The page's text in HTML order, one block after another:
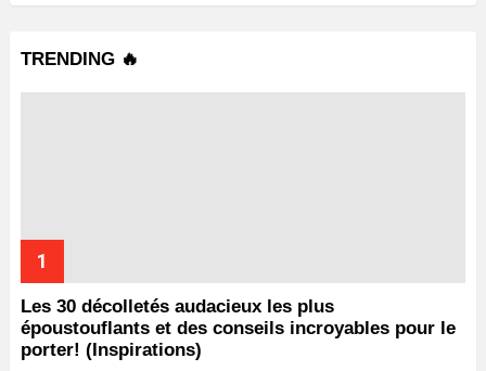
TRENDING 🔥
Les 30 décolletés audacieux les plus
époustouflants et des conseils incroyables pour le
porter! (Inspirations)